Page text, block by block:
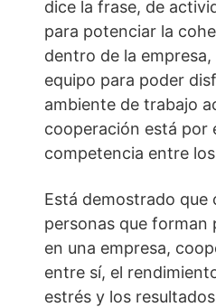
dice la frase, de
para potenciar la
dentro de la
equipo para poder
ambiente de trabajo
cooperación está por
competencia entre
Está demostrado que
personas que forman
en una empresa,
entre sí, el
estrés y los